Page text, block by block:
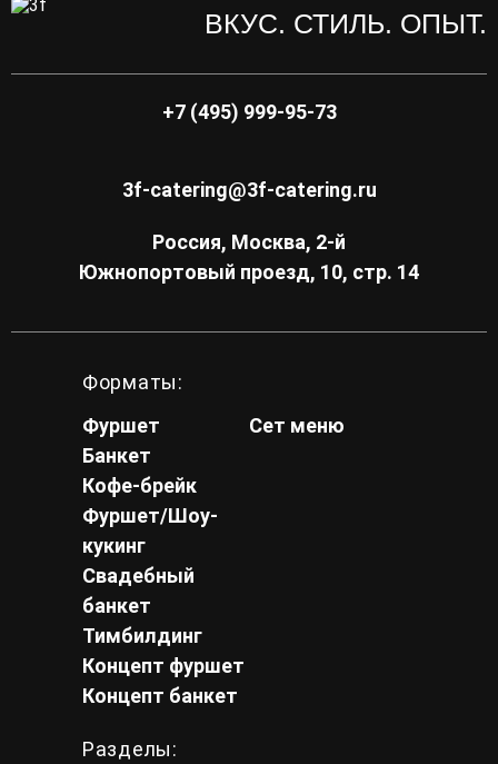
ВКУС. СТИЛЬ. ОПЫТ.
+7 (495) 999-95-73
3f-catering@3f-catering.ru
Россия, Москва, 2-й
Южнопортовый проезд, 10, стр. 14
Форматы:
Фуршет
Банкет
Кофе-брейк
Фуршет/Шоу-
кукинг
Свадебный
банкет
Тимбилдинг
Концепт фуршет
Концепт банкет
Сет меню
Разделы: